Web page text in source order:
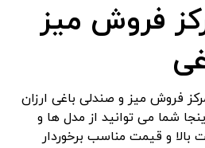
فروش میز
فروش میز و صندلی باغی ارزان
شما می توانید از مدل ها و
و قیمت مناسب برخوردار